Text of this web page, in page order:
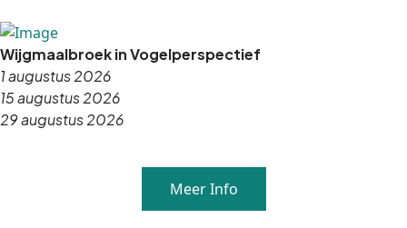
Wijgmaalbroek in Vogelperspectief
1 augustus 2026
15 augustus 2026
29 augustus 2026
Meer Info